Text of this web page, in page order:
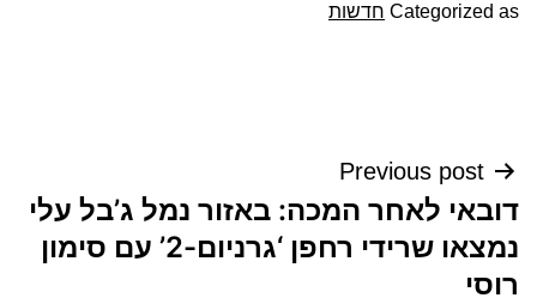
Categorized as חדשות
ניווט
Previous post
דובאי לאחר המכה: באזור נמל ג’בל עלי
נמצאו שרידי רחפן ‘גרניום-2’ עם סימון
רוסי